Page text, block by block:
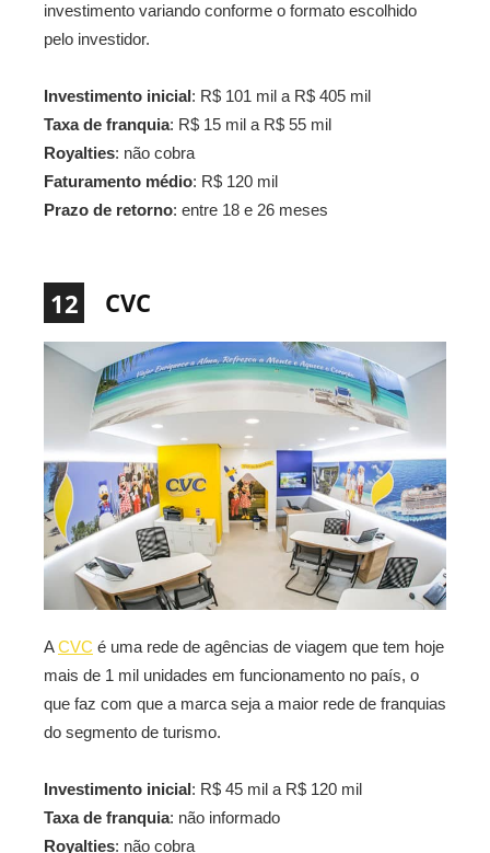
investimento variando conforme o formato escolhido
pelo investidor.
Investimento inicial: R$ 101 mil a R$ 405 mil
Taxa de franquia: R$ 15 mil a R$ 55 mil
Royalties: não cobra
Faturamento médio: R$ 120 mil
Prazo de retorno: entre 18 e 26 meses
12 CVC
ACVC é uma rede de agências de viagem que tem hoje
mais de 1 mil unidades em funcionamento no país, o
que faz com que a marca seja a maior rede de franquias
do segmento de turismo.
Investimento inicial: R$ 45 mil a R$ 120 mil
Taxa de franquia: não informado
Royalties: não cobra